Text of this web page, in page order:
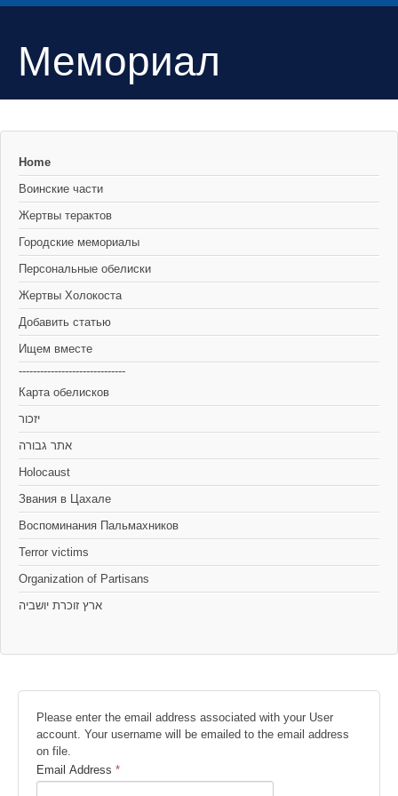
Мемориал
Home
Воинские части
Жертвы терактов
Городские мемориалы
Персональные обелиски
Жертвы Холокоста
Добавить статью
Ищем вместе
------------------------------
Карта обелисков
יזכור
אתר גבורה
Holocaust
Звания в Цахале
Воспоминания Пальмахников
Terror victims
Organization of Partisans
Please enter the email address associated with your User
account. Your username will be emailed to the email address
on file.
Email Address *